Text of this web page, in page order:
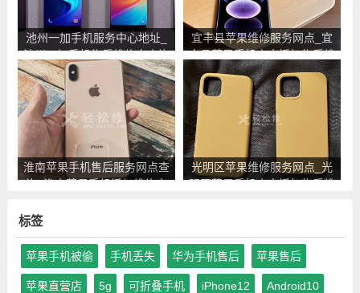
池州一加手机服务中心地址_
池州一加手机售后维修点查询
宜丰县苹果维修服务网点_宜
丰县苹果手机官方授权售后维
修中心地址电话
淮南苹果手机售后服务网点查
询_淮南苹果手机授权维修中
光明区苹果维修服务网点_光
明区苹果手机官方授权售后维
标签
苹果手机被偷 手机丢失 华为手机售后 苹果售后
苹果直营店 5g 可折叠手机 iPhone12 Android10